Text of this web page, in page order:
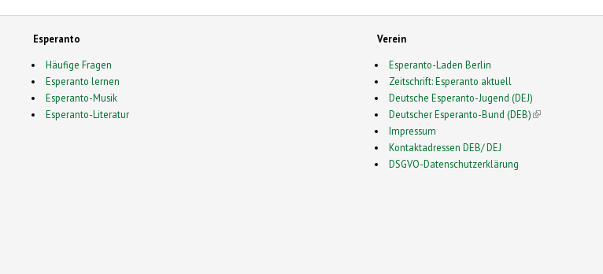
Esperanto
Häufige Fragen
Esperanto lernen
Esperanto-Musik
Esperanto-Literatur
Verein
Esperanto-Laden Berlin
Zeitschrift: Esperanto aktuell
Deutsche Esperanto-Jugend (DEJ)
Deutscher Esperanto-Bund (DEB)(link is external)
Impressum
Kontaktadressen DEB/ DEJ
DSGVO-Datenschutzerklärung